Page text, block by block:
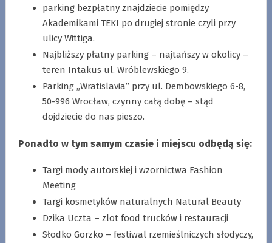
parking bezpłatny znajdziecie pomiędzy
Akademikami TEKI po drugiej stronie czyli przy
ulicy Wittiga.
Najbliższy płatny parking – najtańszy w okolicy –
teren Intakus ul. Wróblewskiego 9.
Parking „Wratislavia” przy ul. Dembowskiego 6-8,
50-996 Wrocław, czynny całą dobę – stąd
dojdziecie do nas pieszo.
Ponadto w tym samym czasie i miejscu odbędą się:
Targi mody autorskiej i wzornictwa Fashion
Meeting
Targi kosmetyków naturalnych Natural Beauty
Dzika Uczta – zlot food trucków i restauracji
Słodko Gorzko – festiwal rzemieślniczych słodyczy,